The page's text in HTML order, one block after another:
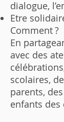
dialogue,
Etre
Comment ?
En
avec des
scolaires,
parents,
enfants